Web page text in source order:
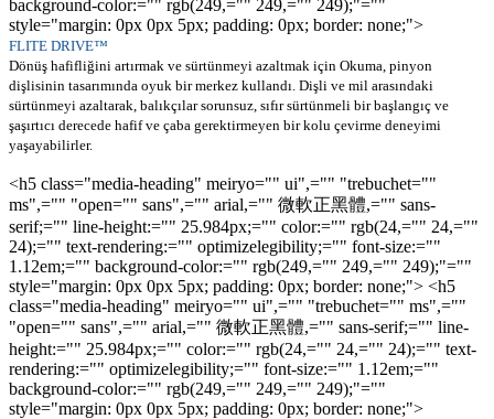
background-color:="" rgb(249,="" 249,="" 249);"=""
style="margin: 0px 0px 5px; padding: 0px; border: none;">
FLITE DRIVE™
Dönüş hafifliğini artırmak ve sürtünmeyi azaltmak için Okuma, pinyon
dişlisinin tasarımında oyuk bir merkez kullandı. Dişli ve mil arasındaki
sürtünmeyi azaltarak, balıkçılar sorunsuz, sıfır sürtünmeli bir başlangıç ve
şaşırtıcı derecede hafif ve çaba gerektirmeyen bir kolu çevirme deneyimi
yaşayabilirler.
<h5 class="media-heading" meiryo="" ui",="" "trebuchet=""
ms",="" "open="" sans",="" arial,="" 微軟正黑體,="" sans-
serif;="" line-height:="" 25.984px;="" color:="" rgb(24,="" 24,=""
24);="" text-rendering:="" optimizelegibility;="" font-size:=""
1.12em;="" background-color:="" rgb(249,="" 249,="" 249);"=""
style="margin: 0px 0px 5px; padding: 0px; border: none;"> <h5
class="media-heading" meiryo="" ui",="" "trebuchet="" ms",=""
"open="" sans",="" arial,="" 微軟正黑體,="" sans-serif;="" line-
height:="" 25.984px;="" color:="" rgb(24,="" 24,="" 24);="" text-
rendering:="" optimizelegibility;="" font-size:="" 1.12em;=""
background-color:="" rgb(249,="" 249,="" 249);"=""
style="margin: 0px 0px 5px; padding: 0px; border: none;">